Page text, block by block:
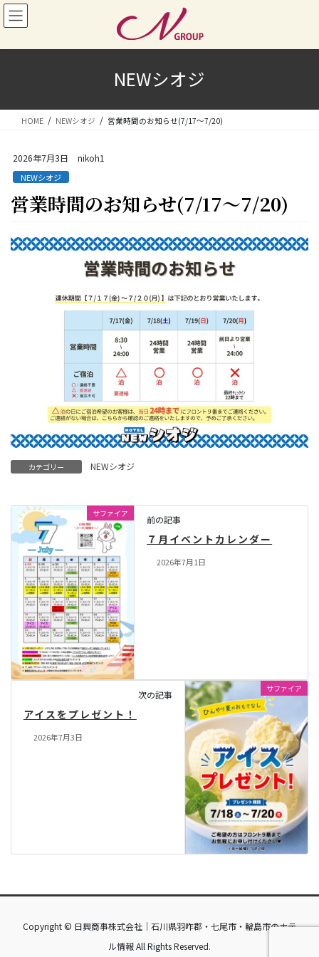
コ
ン
ン
キ
ナ
ビ
ー
に
NEWシオジ
HOME NEWシオジ 営業時間のお知らせ(7/17～7/20)
2026年7月3日 nikoh1
NEWシオジ
営業時間のお知らせ(7/17～7/20)
カテゴリー NEWシオジ
サファイア
前の記事
７月イベントカレンダー
2026年7月1日
サファイア
次の記事
アイスをプレゼント！
2026年7月3日
Copyright © 日興商事株式会社｜石川県羽咋郡・七尾市・輪島市のホテ
ル情報 All Rights Reserved.